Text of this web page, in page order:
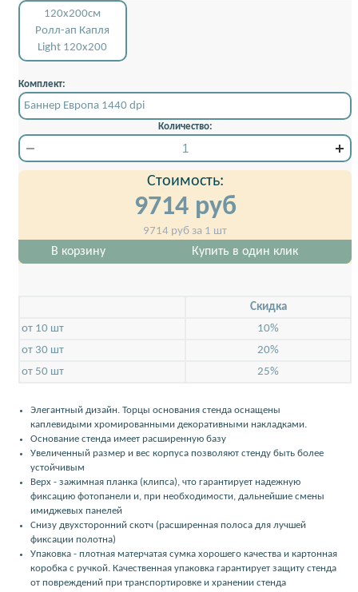
120x200см
Ролл-ап Капля
Light 120x200
Комплект:
Баннер Европа 1440 dpi
Количество:
Стоимость:
9714руб
9714 руб за 1 шт
В корзину Купить в один клик
Скидкa
от 10 шт
10%
от 30 шт
20%
от 50 шт
25%
Элегантный дизайн. Торцы основания стенда оснащены
каплевидыми хромированными декоративными накладками.
Основание стенда имеет расширенную базу
Увеличенный размер и вес корпуса позволяют стенду быть более
устойчивым
Верх - зажимная планка (клипса), что гарантирует надежную
фиксацию фотопанели и, при необходимости, дальнейшие смены
имиджевых панелей
Снизу двухсторонний скотч (расширенная полоса для лучшей
фиксации полотна)
Упаковка - плотная матерчатая сумка хорошего качества и картонная
коробка с ручкой. Качественная упаковка гарантирует защиту стенда
от повреждений при транспортировке и хранении стенда